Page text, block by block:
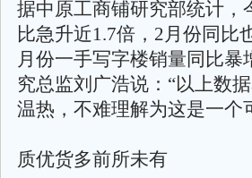
据中原工商铺研究部统计，
比急升近1.7倍，2月份同比
月份一手写字楼销量同比
究总监刘广浩说：“以上数
温热，不难理解为这是一个
质优货多前所未有